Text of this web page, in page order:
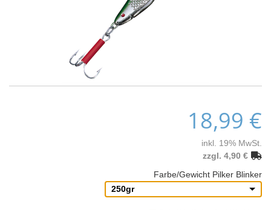
18,99 €
inkl. 19% MwSt.
zzgl. 4,90 €
Farbe/Gewicht Pilker Blinker
250gr